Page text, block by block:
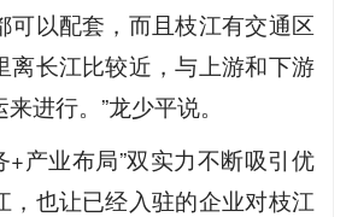
可以配套，而且枝江有交通区
离长江比较近，与上游和下游
进行。”龙少平说。
+产业布局”双实力不断吸引优
，也让已经入驻的企业对枝江